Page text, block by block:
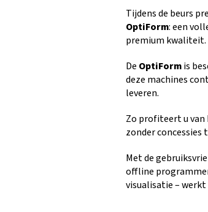
Tijdens de beurs
OptiForm: een
premium kwaliteit.
De OptiFormis
deze machines
leveren.
Zo profiteert u van
zonder concessies
Met de
offline
visualisatie –